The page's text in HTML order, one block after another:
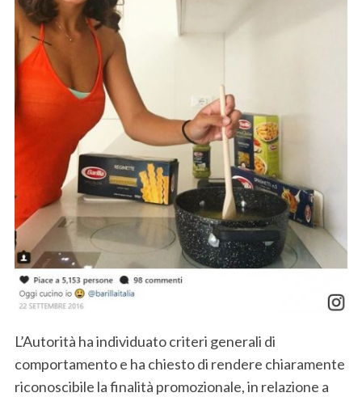
L’Autorità ha individuato criteri generali di
comportamento e ha chiesto di rendere chiaramente
riconoscibile la finalità promozionale, in relazione a